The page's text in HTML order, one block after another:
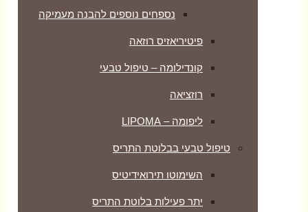
נספחים נוספים להבנה מעמיקה
פיטיריאזיס רוזאה
קונדילומה – טיפול טבעי
רוזציאה
ליפומה – LIPOMA
טיפול טבעי בבלוטת התריס
השימוטו תירואידיטיס
יתר פעילות בלוטת התריס